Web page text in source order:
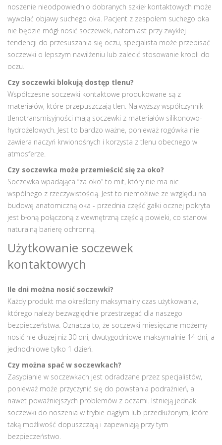
noszenie nieodpowiednio dobranych szkieł kontaktowych może
wywołać objawy suchego oka. Pacjent z zespołem suchego oka
nie będzie mógł nosić soczewek, natomiast przy zwykłej
tendencji do przesuszania się oczu, specjalista może przepisać
soczewki o lepszym nawilżeniu lub zalecić stosowanie kropli do
oczu.
Czy soczewki blokują dostęp tlenu?
Współczesne soczewki kontaktowe produkowane są z
materiałów, które przepuszczają tlen. Najwyższy współczynnik
tlenotransmisyjności mają soczewki z materiałów silikonowo-
hydrożelowych. Jest to bardzo ważne, ponieważ rogówka nie
zawiera naczyń krwionośnych i korzysta z tlenu obecnego w
atmosferze.
Czy soczewka może przemieścić się za oko?
Soczewka wpadająca “za oko” to mit, który nie ma nic
wspólnego z rzeczywistością. Jest to niemożliwe ze względu na
budowę anatomiczną oka - przednia część gałki ocznej pokryta
jest błoną połączoną z wewnętrzną częścią powieki, co stanowi
naturalną barierę ochronną.
Użytkowanie soczewek
kontaktowych
Ile dni można nosić soczewki?
Każdy produkt ma określony maksymalny czas użytkowania,
którego należy bezwzględnie przestrzegać dla naszego
bezpieczeństwa. Oznacza to, że soczewki miesięczne możemy
nosić nie dłużej niż 30 dni, dwutygodniowe maksymalnie 14 dni, a
jednodniowe tylko 1 dzień.
Czy można spać w soczewkach?
Zasypianie w soczewkach jest odradzane przez specjalistów,
ponieważ może przyczynić się do powstania podrażnień, a
nawet poważniejszych problemów z oczami. Istnieją jednak
soczewki do noszenia w trybie ciągłym lub przedłużonym, które
taką możliwość dopuszczają i zapewniają przy tym
bezpieczeństwo.